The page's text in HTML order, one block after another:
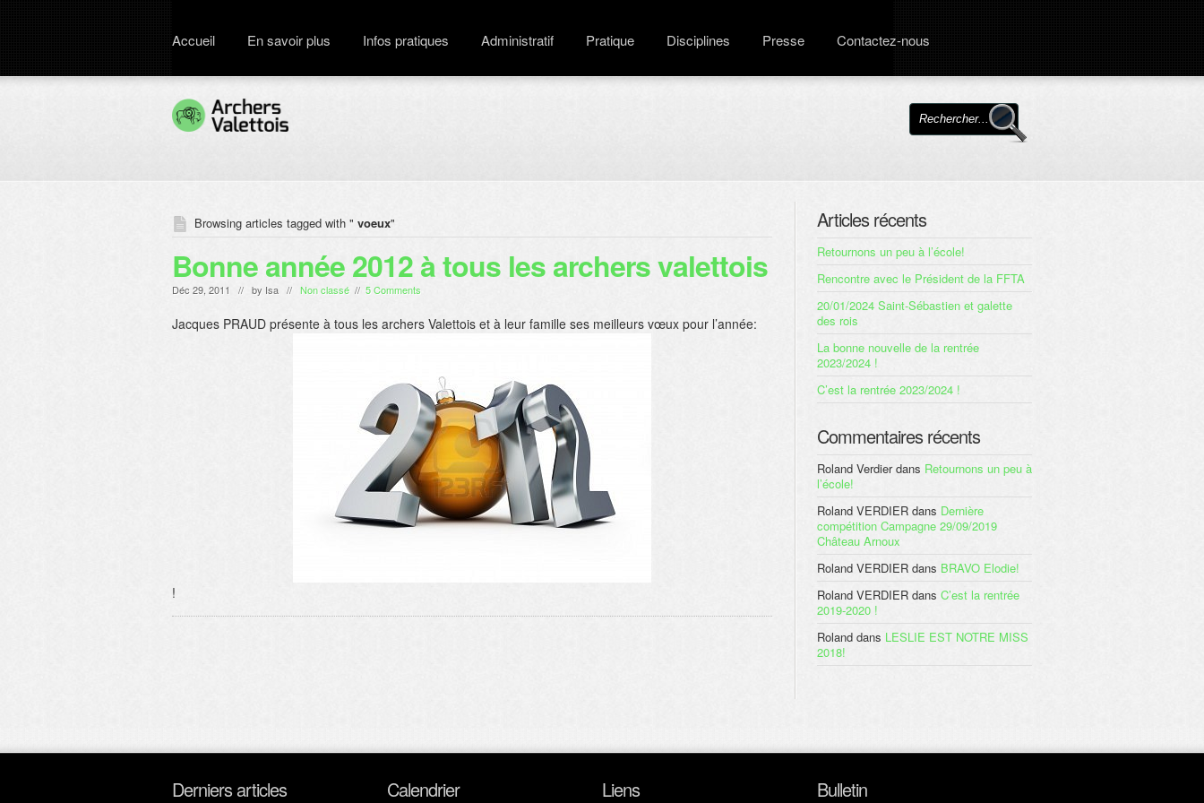
Accueil En savoir plus Infos pratiques Administratif Pratique Disciplines Presse Contactez-nous
Browsing articles tagged with " voeux"
Bonne année 2012 à tous les archers valettois
Déc 29, 2011 // by Isa // Non classé // 5 Comments
Jacques PRAUD présente à tous les archers Valettois et à leur famille ses meilleurs vœux pour l’année:
!
Articles récents
Retournons un peu à l’école!
Rencontre avec le Président de la FFTA
20/01/2024 Saint-Sébastien et galette
des rois
La bonne nouvelle de la rentrée
2023/2024 !
C’est la rentrée 2023/2024 !
Commentaires récents
Roland Verdierdans Retournons un peu à
l’école!
Roland VERDIER dans Dernière
compétition Campagne 29/09/2019
Château Arnoux
Roland VERDIER dans BRAVO Elodie!
Roland VERDIER dans C’est la rentrée
2019-2020 !
Roland dans LESLIE EST NOTRE MISS
2018!
Derniers articles Calendrier Liens Bulletin